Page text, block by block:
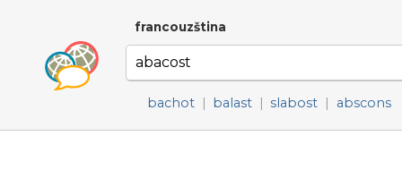
francouzština
bachot | balast | slabost | abscons